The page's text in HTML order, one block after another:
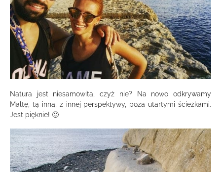
Natura jest niesamowita, czyż nie? Na nowo odkrywamy
Maltę, tą inną, z innej perspektywy, poza utartymi ścieżkami.
Jest pięknie! 🙂